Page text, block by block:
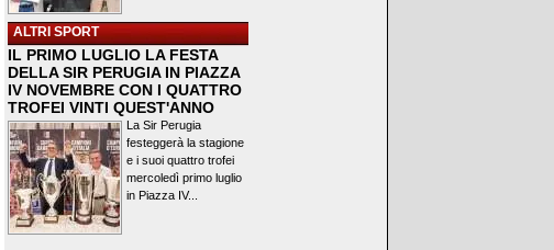
ALTRI SPORT
IL PRIMO LUGLIO LA FESTA
DELLA SIR PERUGIA IN PIAZZA
IV NOVEMBRE CON I QUATTRO
TROFEI VINTI QUEST'ANNO
La Sir Perugia
festeggerà la stagione
e i suoi quattro trofei
mercoledì primo luglio
in Piazza IV...